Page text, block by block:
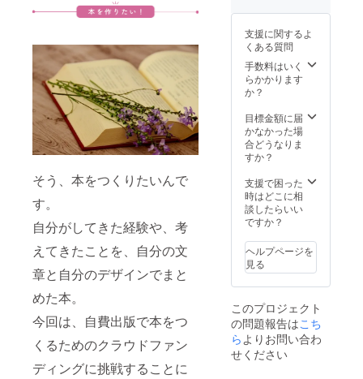
そう、本をつくりたいんで
す。
自分がしてきた経験や、考
えてきたことを、自分の文
章と自分のデザインでまと
めた本。
今回は、自費出版で本をつ
くるためのクラウドファン
ディングに挑戦することに
する ・
その対
価とし
て、自
分が貢
献でき
で取り
組む ・
食費
自分で
賄う
（免除
しても
らわな
い） ・
での交
通費は
基本的
に自分
で賄う
・win-
winの関
す。 ※
現地ま
での交
通費
は、内
容に含
て、ど
生にき
てほし
いの
か？を
ヒアリ
せてい
ただい
たの
ち、興
りそう
な学生
をお繋
ぎしま
紹介後
の活動
につい
て、仲
のご協
力はも
ちろん
します
が、ご
考欄
体的に
どのよ
うな文
章を書
いてほ
をご記
入くだ
さい。
インタ
などを
通して
内容・
形式を
のち、
執筆に
入りま
す！ ※
提供の
みにな
りま
す。本
のデザ
支援に関するよ
くある質問
手数料はいく
らかかります
か？
目標金額に届
かなかった場
合どうなりま
すか？
支援で困った
時はどこに相
談したらいい
ですか？
ヘルプページを
見る
このプロジェクト
の問題報告はこち
らよりお問い合わ
せください